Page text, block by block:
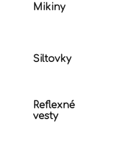
Mikiny
Šiltovky
Reflexné
vesty